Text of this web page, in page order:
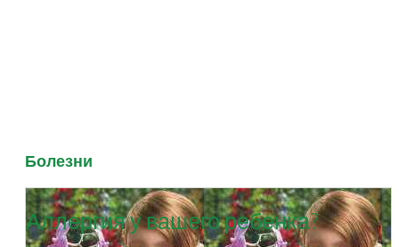
Болезни
Аллергия у вашего ребенка?